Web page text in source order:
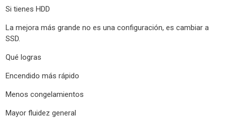
Si tienes HDD
La mejora más grande no es una configuración, es cambiar a
SSD.
Qué logras
Encendido más rápido
Menos congelamientos
Mayor fluidez general